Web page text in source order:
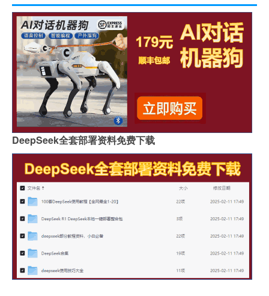
DeepSeek全套部署资料免费下载